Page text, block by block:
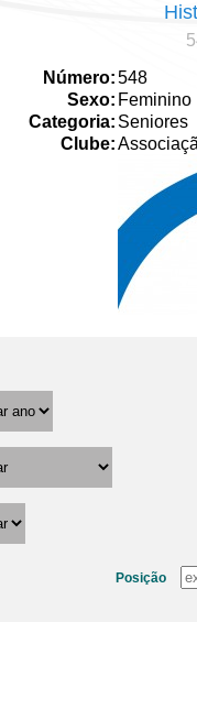
Número:548
Sexo: Feminino
Categoria: Seniores
Clube:
Posição